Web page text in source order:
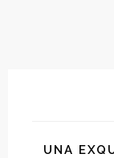
UNA